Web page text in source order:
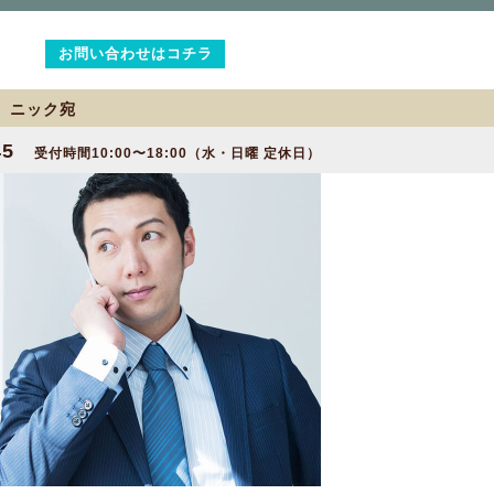
お問い合わせはコチラ
ック宛
受付時間10:00〜18:00（水・日曜 定休日）